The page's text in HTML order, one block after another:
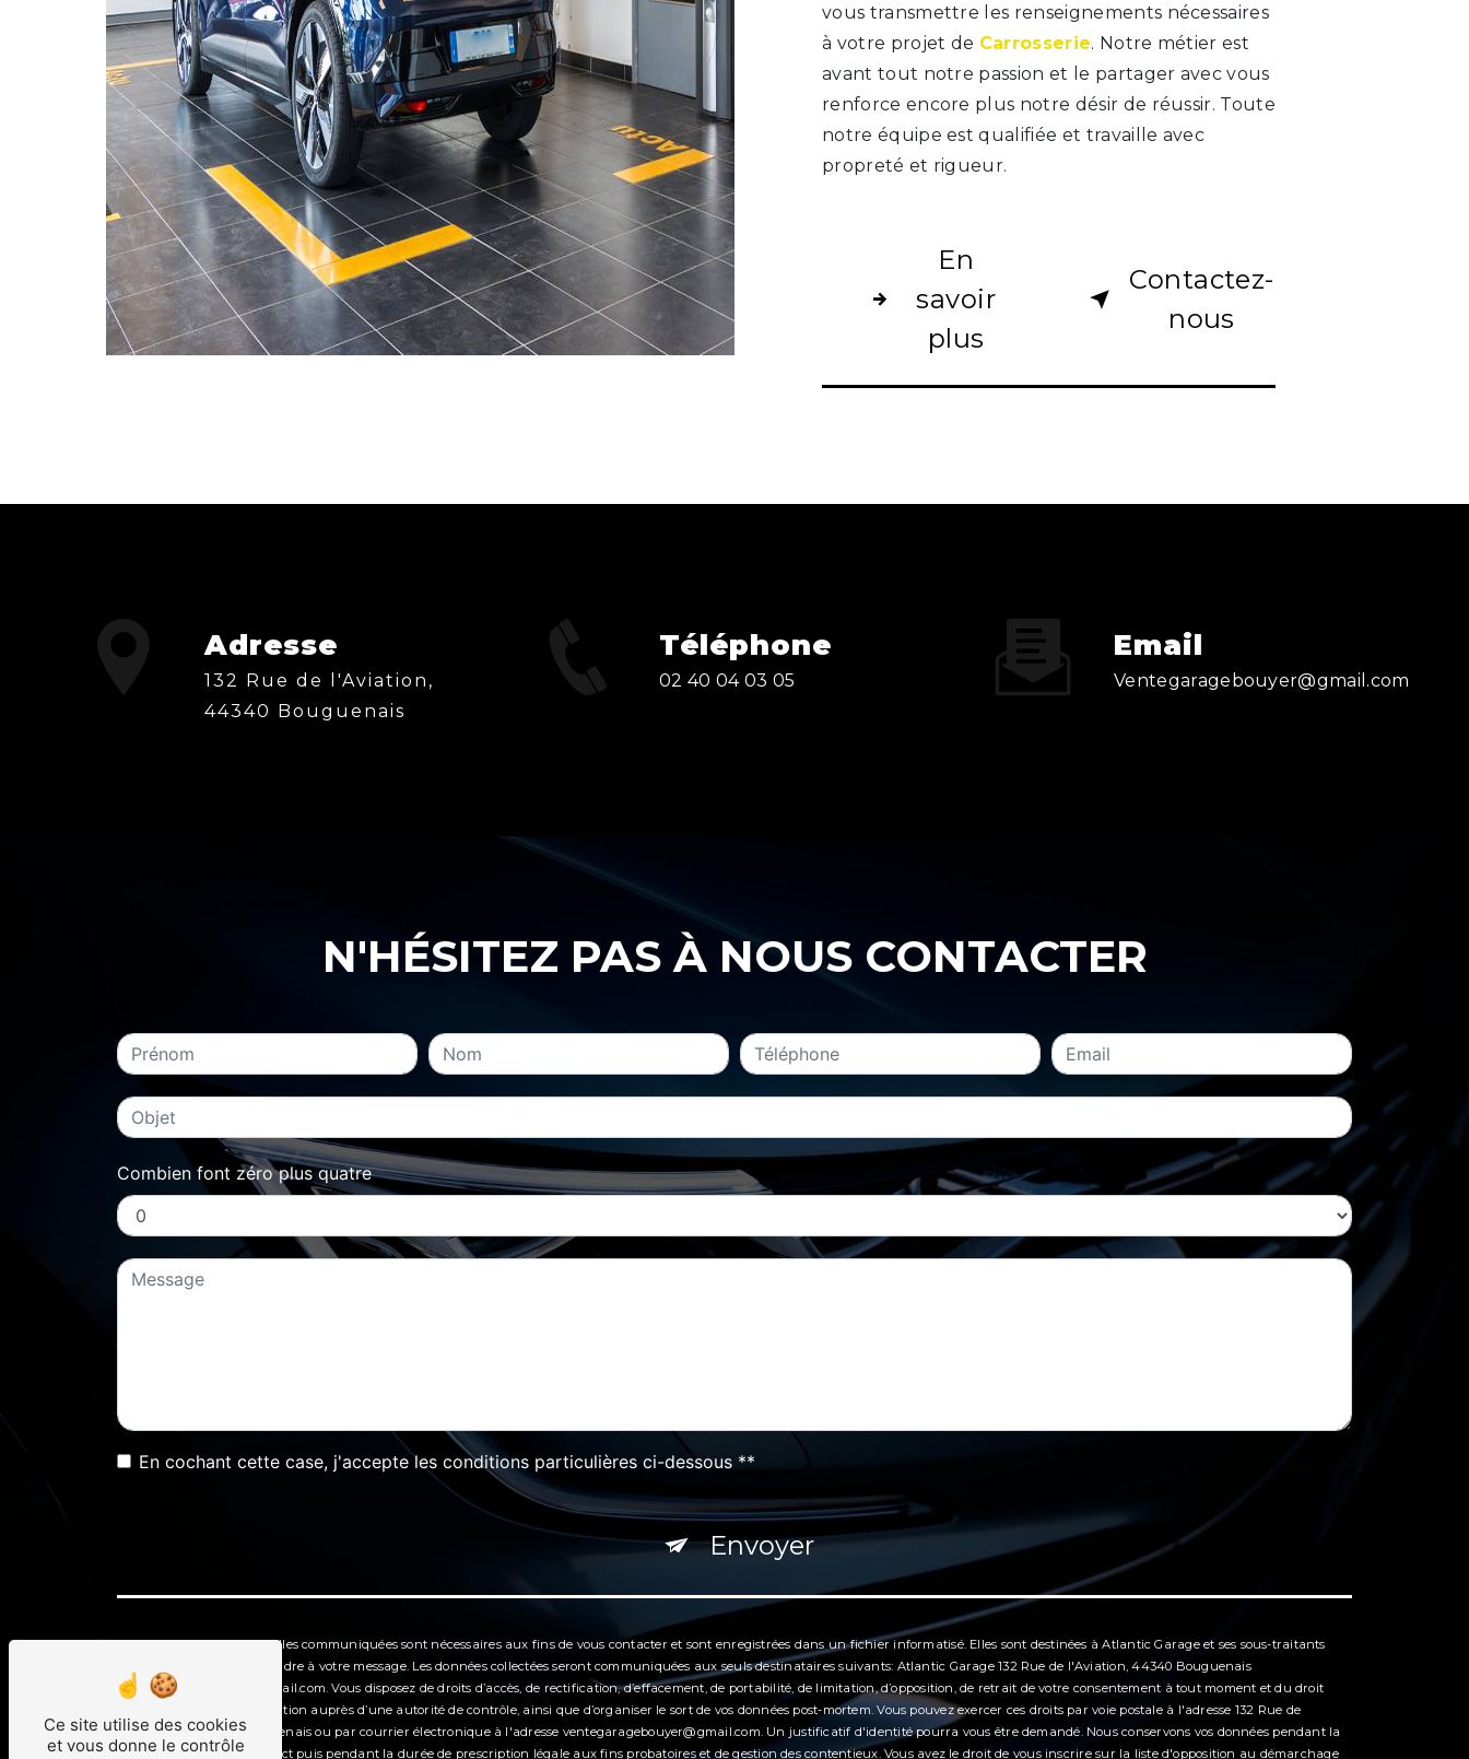
vous transmettre les renseignements nécessaires
à votre projet de Carrosserie. Notre métier est
avant tout notre passion et le partager avec vous
renforce encore plus notre désir de réussir. Toute
notre équipe est qualifiée et travaille avec
propreté et rigueur.
En
savoir
plus
Contactez-
nous
Adresse
132 Rue de l'Aviation,
44340 Bouguenais
Téléphone
02 40 04 03 05
Email
ventegaragebouyer@gmail.com
N'HÉSITEZ PAS À NOUS CONTACTER
Combien font zéro plus quatre
En cochant cette case, j'accepte les conditions particulières ci-dessous **
Envoyer
** Les données personnelles communiquées sont nécessaires aux fins de vous contacter et sont enregistrées dans un fichier informatisé. Elles sont destinées à Atlantic Garage et ses sous-traitants
dans le seul but de répondre à votre message. Les données collectées seront communiquées aux seuls destinataires suivants: Atlantic Garage 132 Rue de l'Aviation, 44340 Bouguenais
ventegaragebouyer@gmail.com. Vous disposez de droits d’accès, de rectification, d’effacement, de portabilité, de limitation, d’opposition, de retrait de votre consentement à tout moment et du droit
d’introduire une réclamation auprès d’une autorité de contrôle, ainsi que d’organiser le sort de vos données post-mortem. Vous pouvez exercer ces droits par voie postale à l'adresse 132 Rue de
l'Aviation, 44340 Bouguenais ou par courrier électronique à l'adresse ventegaragebouyer@gmail.com. Un justificatif d'identité pourra vous être demandé. Nous conservons vos données pendant la
période de prise de contact puis pendant la durée de prescription légale aux fins probatoires et de gestion des contentieux. Vous avez le droit de vous inscrire sur la liste d'opposition au démarchage
Ce site utilise des cookies
et vous donne le contrôle